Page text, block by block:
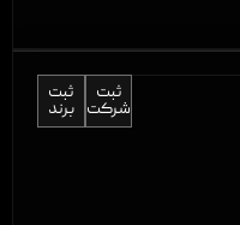
ثبت
شرکت
ثبت
برند